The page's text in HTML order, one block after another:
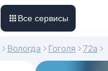
Все сервисы
Вологда Гоголя 72а